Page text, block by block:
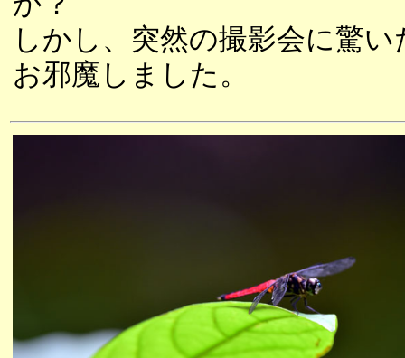
しかし、突然の撮影会に驚
お邪魔しました。